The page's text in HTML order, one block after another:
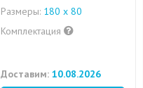
Размеры: 180 x 80
Комплектация
Доставим: 10.08.2026